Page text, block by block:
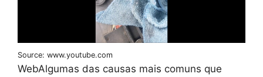
Source: www.youtube.com
WebAlgumas das causas mais comuns que